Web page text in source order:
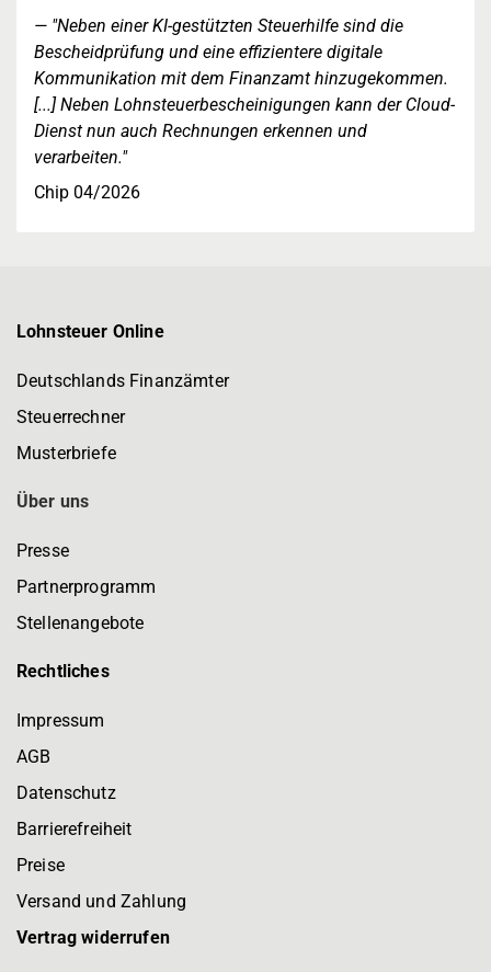
"Neben einer KI-gestützten Steuerhilfe sind die
Bescheidprüfung und eine effizientere digitale
Kommunikation mit dem Finanzamt hinzugekommen.
[...] Neben Lohnsteuerbescheinigungen kann der Cloud-
Dienst nun auch Rechnungen erkennen und
verarbeiten."
Chip 04/2026
Lohnsteuer Online
Deutschlands Finanzämter
Steuerrechner
Musterbriefe
Über uns
Presse
Partnerprogramm
Stellenangebote
Rechtliches
Impressum
AGB
Datenschutz
Barrierefreiheit
Preise
Versand und Zahlung
Vertrag widerrufen